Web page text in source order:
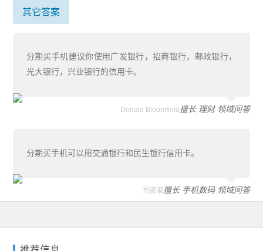
其它答案
分期买手机建议你使用广发银行，招商银行，邮政银行，
光大银行，兴业银行的信用卡。
Donald Bloomfield擅长 理财 领域问答
分期买手机可以用交通银行和民生银行信用卡。
闾贤淑擅长 手机数码 领域问答